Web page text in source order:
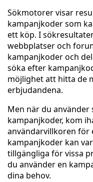
Sökmotorer visar
kampanjkoder som
ett köp. I
webbplatser och
kampanjkoder och
söka efter
möjlighet att hitta de
erbjudandena.
Men när du
kampanjkoder, kom
användarvillkoren för
kampanjkoder kan
tillgängliga för vissa
du använder en
dina behov.